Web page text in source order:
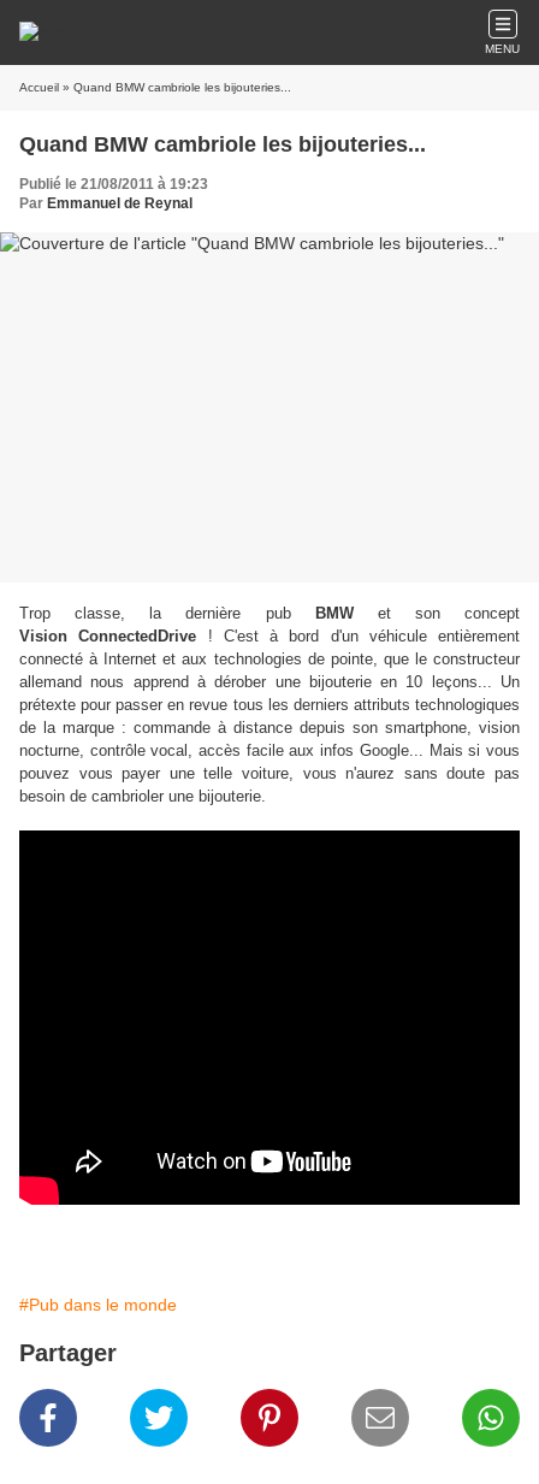
MENU
Accueil » Quand BMW cambriole les bijouteries...
Quand BMW cambriole les bijouteries...
Publié le 21/08/2011 à 19:23
Par Emmanuel de Reynal
Trop classe, la dernière pub BMWet son concept
Vision ConnectedDrive ! C'est à bord d'un véhicule entièrement
connecté à Internet et aux technologies de pointe, que le constructeur
allemand nous apprend à dérober une bijouterie en 10 leçons... Un
prétexte pour passer en revue tous les derniers attributs technologiques
de la marque : commande à distance depuis son smartphone, vision
nocturne, contrôle vocal, accès facile aux infos Google... Mais si vous
pouvez vous payer une telle voiture, vous n'aurez sans doute pas
besoin de cambrioler une bijouterie.
#Pub dans le monde
Partager